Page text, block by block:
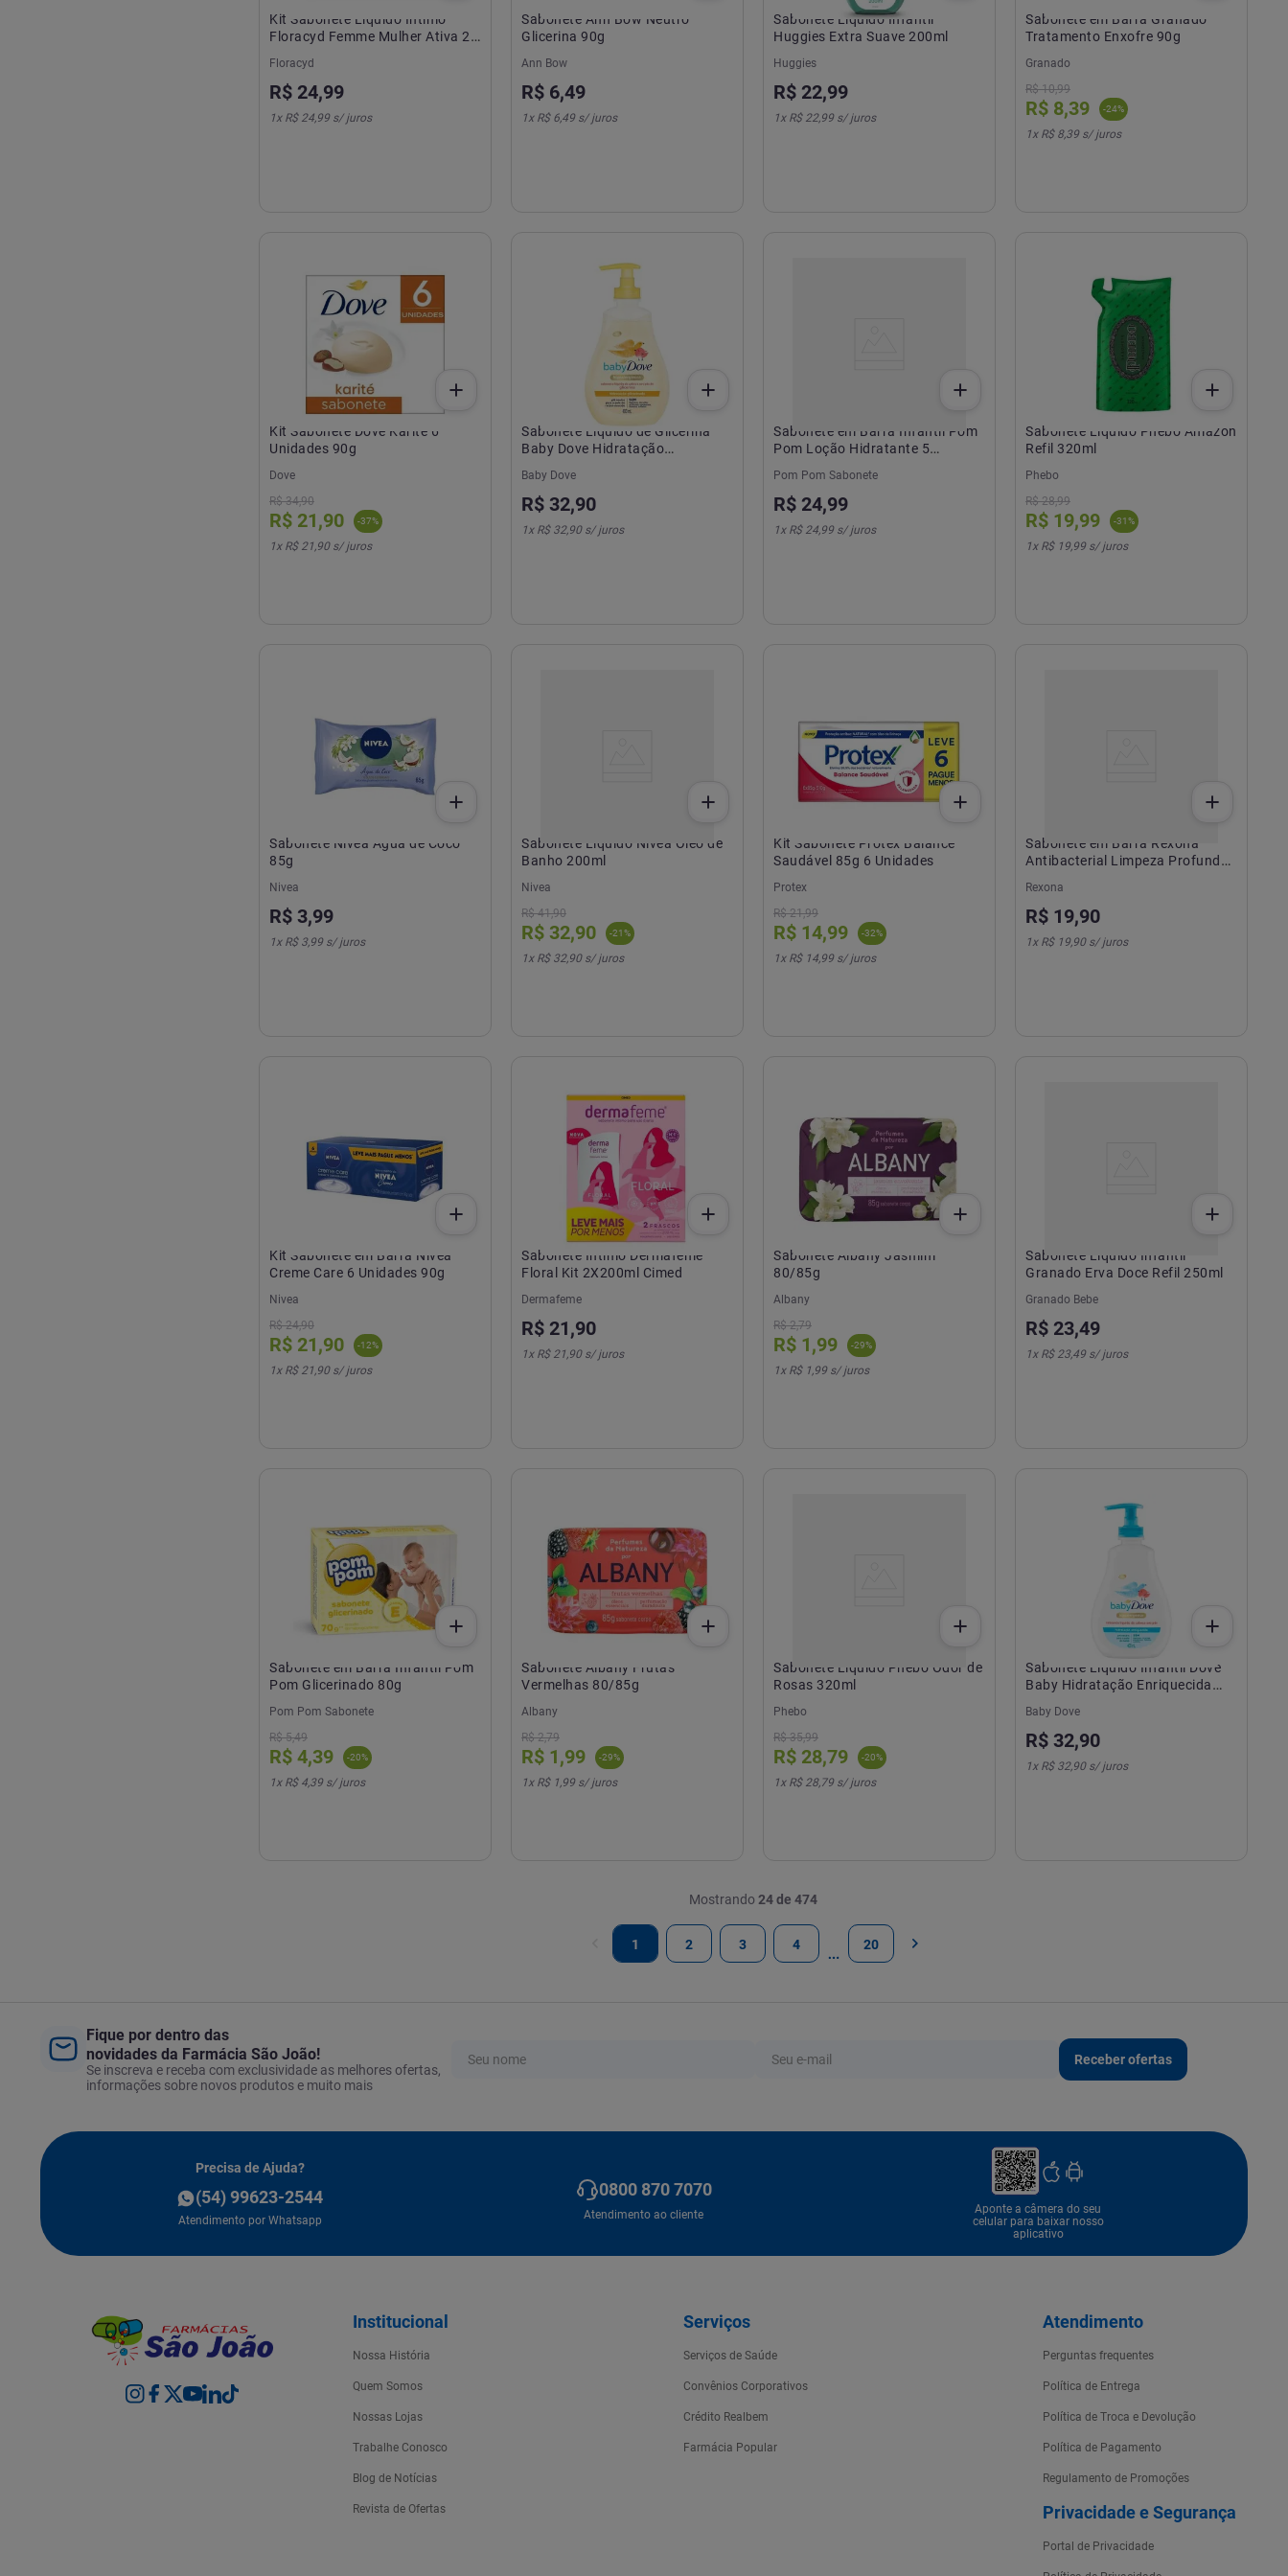
Kit Sabonete Líquido Íntimo
Floracyd Femme Mulher Ativa 2
Floracyd
R$ 24,99
1x R$ 24,99s/ juros
Sabonete Ann Bow Neutro
Glicerina 90g
Ann Bow
R$ 6,49
1x R$ 6,49s/ juros
Sabonete Líquido Infantil
Huggies Extra Suave 200ml
Huggies
R$ 22,99
1x R$ 22,99s/ juros
Sabonete em Barra Granado
Tratamento Enxofre 90g
Granado
R$ 10,99
R$ 8,39 -24%
1x R$ 8,39s/ juros
Kit Sabonete Dove Karité 6
Unidades 90g
Dove
R$ 34,90
R$ 21,90 -37%
1x R$ 21,90s/ juros
Sabonete Liquido de Glicerina
Baby Dove Hidratação
Baby Dove
R$ 32,90
1x R$ 32,90s/ juros
Sabonete em Barra Infantil Pom
Pom Loção Hidratante 5
Pom Pom Sabonete
R$ 24,99
1x R$ 24,99s/ juros
Sabonete Líquido Phebo Amazon
Refil 320ml
Phebo
R$ 28,99
R$ 19,99 -31%
1x R$ 19,99s/ juros
Sabonete Nivea Água de Coco
85g
Nivea
R$ 3,99
1x R$ 3,99s/ juros
Sabonete Líquido Nivea Óleo de
Banho 200ml
Nivea
R$ 41,90
R$ 32,90 -21%
1x R$ 32,90s/ juros
Kit Sabonete Protex Balance
Saudável 85g 6 Unidades
Protex
R$ 21,99
R$ 14,99 -32%
1x R$ 14,99s/ juros
Sabonete em Barra Rexona
Antibacterial Limpeza Profunda
Rexona
R$ 19,90
1x R$ 19,90s/ juros
Kit Sabonete em Barra Nivea
Creme Care 6 Unidades 90g
Nivea
R$ 24,90
R$ 21,90 -12%
1x R$ 21,90s/ juros
Sabonete Íntimo Dermafeme
Floral Kit 2X200ml Cimed
Dermafeme
R$ 21,90
1x R$ 21,90s/ juros
Sabonete Albany Jasmim
80/85g
Albany
R$ 2,79
R$ 1,99 -29%
1x R$ 1,99s/ juros
Sabonete Líquido Infantil
Granado Erva Doce Refil 250ml
Granado Bebe
R$ 23,49
1x R$ 23,49s/ juros
Sabonete em Barra Infantil Pom
Pom Glicerinado 80g
Pom Pom Sabonete
R$ 5,49
R$ 4,39 -20%
1x R$ 4,39s/ juros
Sabonete Albany Frutas
Vermelhas 80/85g
Albany
R$ 2,79
R$ 1,99 -29%
1x R$ 1,99s/ juros
Sabonete Líquido Phebo Odor de
Rosas 320ml
Phebo
R$ 35,99
R$ 28,79 -20%
1x R$ 28,79s/ juros
Sabonete Líquido Infantil Dove
Baby Hidratação Enriquecida
Baby Dove
R$ 32,90
1x R$ 32,90s/ juros
Mostrando 24 de 474
1 2 3 4 20
Fique por dentro das
novidades da Farmácia São João!
Se inscreva e receba com exclusividade as melhores ofertas,
informações sobre novos produtos e muito mais
Receber ofertas
Precisa de Ajuda?
(54) 99623-2544
Atendimento por Whatsapp
0800 870 7070
Atendimento ao cliente
Aponte a câmera do seu
celular para baixar nosso
aplicativo
Institucional
Nossa História
Quem Somos
Nossas Lojas
Trabalhe Conosco
Blog de Notícias
Revista de Ofertas
Serviços
Serviços de Saúde
Convênios Corporativos
Crédito Realbem
Farmácia Popular
Atendimento
Perguntas frequentes
Política de Entrega
Política de Troca e Devolução
Política de Pagamento
Regulamento de Promoções
Privacidade e Segurança
Portal de Privacidade